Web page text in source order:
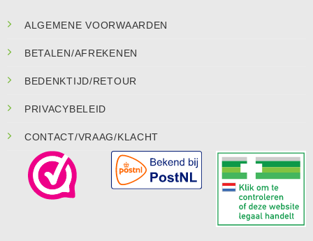
ALGEMENE VOORWAARDEN
BETALEN/AFREKENEN
BEDENKTIJD/RETOUR
PRIVACYBELEID
CONTACT/VRAAG/KLACHT